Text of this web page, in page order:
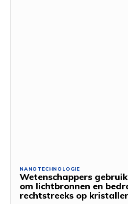
NANOTECHNOLOGIE
Wetenschappers
om lichtbronnen en
rechtstreeks op